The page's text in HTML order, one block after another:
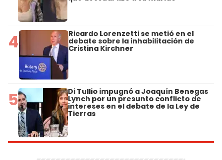
4 Ricardo Lorenzetti se metió en el
debate sobre la inhabilitación de
Cristina Kirchner
5 Di Tullio impugnó a Joaquín Benegas
Lynch por un presunto conflicto de
intereses en el debate de la Ley de
Tierras